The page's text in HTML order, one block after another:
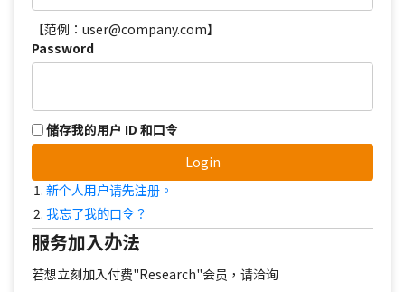
【范例：user@company.com】
Password
储存我的用户 ID 和口令
Login
新个人用户请先注册。
我忘了我的口令？
服务加入办法
若想立刻加入付费"Research"会员，请洽询